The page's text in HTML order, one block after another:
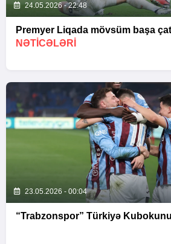
24.05.2026 - 22:48
Premyer Liqada mövsüm başa
NƏTİCƏLƏRİ
23.05.2026 - 00:04
“Trabzonspor” Türkiyə